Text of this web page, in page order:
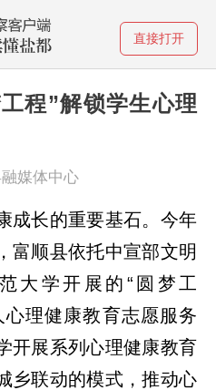
直接打开
程”解锁学生心理
媒体中心
成长的重要基石。今年
富顺县依托中宣部文明
大学开展的“圆梦工
理健康教育志愿服务
开展系列心理健康教育
乡联动的模式，推动心